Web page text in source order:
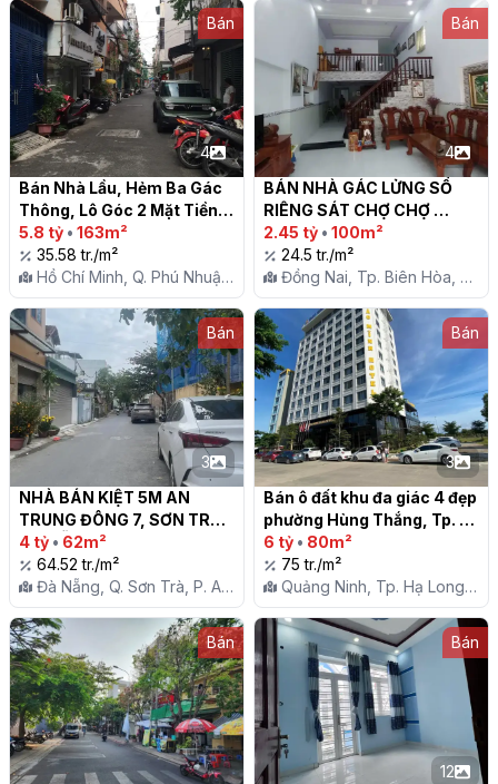
Bán
4
Bán Nhà Lầu, Hẻm Ba Gác
Thông, Lô Góc 2 Mặt Tiền
Lê Văn Sỹ, Phú Nhuận, Chỉ
5.8T.
5.8 tỷ • 163m²
35.58 tr./m²
Hồ Chí Minh, Q. Phú Nhuận,
P. 11
Bán
4
BÁN NHÀ GÁC LỬNG SỔ
RIÊNG SÁT CHỢ CHỢ
THANH HÓA, PHƯỜNG
TRẢNG DÀI
2.45 tỷ • 100m²
24.5 tr./m²
Đồng Nai, Tp. Biên Hòa, P.
Trảng Dài
Bán
3
NHÀ BÁN KIỆT 5M AN
TRUNG ĐÔNG 7, SƠN TRÀ,
ĐÀ NẴNG
4 tỷ • 62m²
64.52 tr./m²
Đà Nẵng, Q. Sơn Trà, P. An
Hải Đông
Bán
3
Bán ô đất khu đa giác 4 đẹp
phường Hùng Thắng, Tp.
Hạ Long
6 tỷ • 80m²
75 tr./m²
Quảng Ninh, Tp. Hạ Long,
P. Hùng Thắng
Bán
Bán
12